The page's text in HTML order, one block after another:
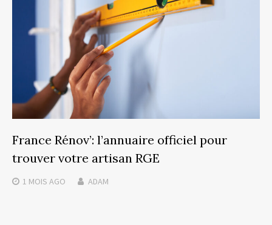
France Rénov’: l’annuaire officiel pour
trouver votre artisan RGE
1 MOIS AGO ADAM